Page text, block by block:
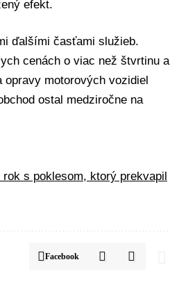
efekt.
ďalšími časťami služieb.
cenách o viac než štvrtinu a
motorových vozidiel
ostal medziročne na
s poklesom, ktorý prekvapil
Facebook